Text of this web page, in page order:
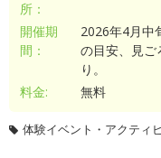
所：
開催期
間：
2026年4月中
の目安、見ご
り。
料金:
無料
体験イベント・アクティ